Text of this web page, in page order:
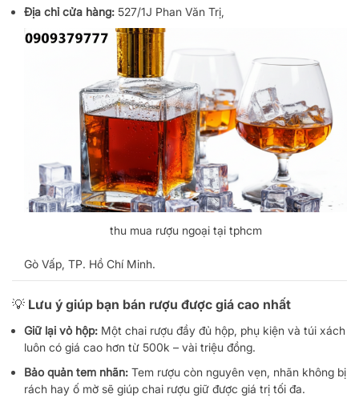
Địa chỉ cửa hàng: 527/1J Phan Văn Trị,
thu mua rượu ngoại tại tphcm
Gò Vấp, TP. Hồ Chí Minh.
💡 Lưu ý giúp bạn bán rượu được giá cao nhất
Giữ lại vỏ hộp: Một chai rượu đầy đủ hộp, phụ kiện và túi xách
luôn có giá cao hơn từ 500k – vài triệu đồng.
Bảo quản tem nhãn: Tem rượu còn nguyên vẹn, nhãn không bị
rách hay ố mờ sẽ giúp chai rượu giữ được giá trị tối đa.